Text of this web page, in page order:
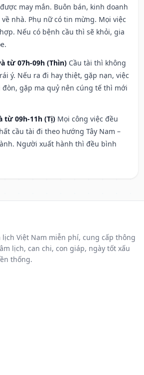
may mắn. Buôn bán, kinh doanh
nhà. Phụ nữ có tin mừng. Mọi việc
Nếu có bệnh cầu thì sẽ khỏi, gia
từ 07h-09h (Thìn) Cầu tài thì không
ý. Nếu ra đi hay thiệt, gặp nạn, việc
gặp ma quỷ nên cúng tế thì mới
từ 09h-11h (Tị) Mọi công việc đều
cầu tài đi theo hướng Tây Nam –
Người xuất hành thì đều bình
Việt Nam miễn phí, cung cấp thông
lịch, can chi, con giáp, ngày tốt xấu
thống.